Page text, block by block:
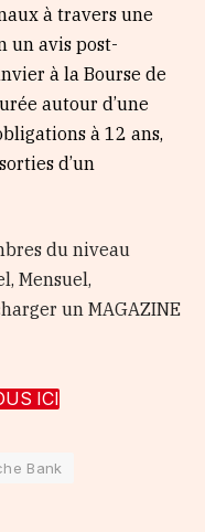
à travers une
un avis post-
à la Bourse de
autour d’une
à 12 ans,
d’un
du niveau
Mensuel,
un MAGAZINE
ICI
Bank